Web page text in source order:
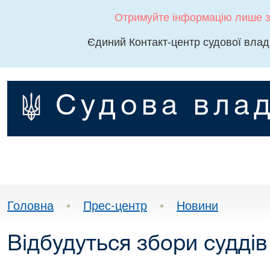
Отримуйте інформацію лише
Єдиний Контакт-центр судової
Судова
Головна • Прес-центр • Новини
Відбудуться збори